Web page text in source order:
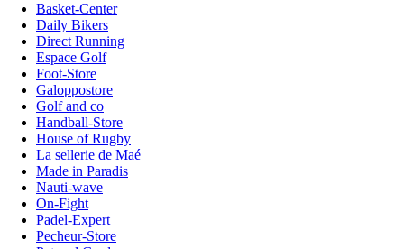
Basket-Center
Daily Bikers
Direct Running
Espace Golf
Foot-Store
Galoppostore
Golf and co
Handball-Store
House of Rugby
La sellerie de Maé
Made in Paradis
Nauti-wave
On-Fight
Padel-Expert
Pecheur-Store